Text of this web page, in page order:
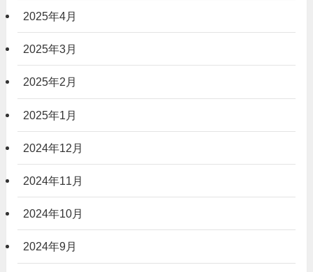
2025年4月
2025年3月
2025年2月
2025年1月
2024年12月
2024年11月
2024年10月
2024年9月